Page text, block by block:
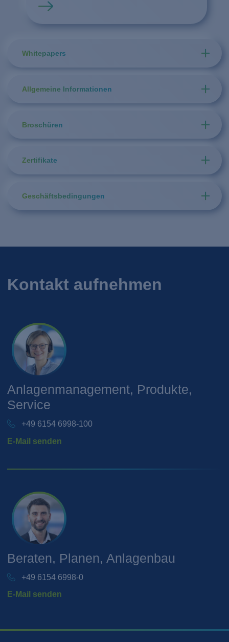
Mehr erfahren
Whitepapers
Allgemeine Informationen
Broschüren
Zertifikate
Geschäftsbedingungen
Kontakt aufnehmen
Anlagenmanagement, Produkte,
Service
+49 6154 6998-100
E-Mail senden
Beraten, Planen, Anlagenbau
+49 6154 6998-0
E-Mail senden